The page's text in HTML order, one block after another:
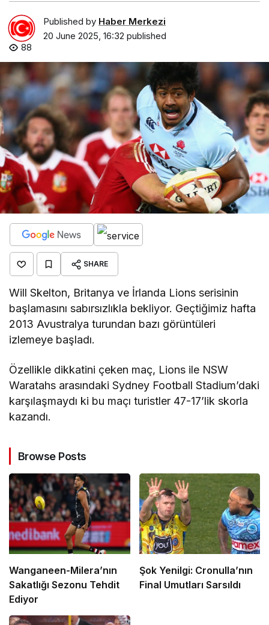
Published by Haber Merkezi
20 June 2025, 16:32 published
88
SHARE
Will Skelton, Britanya ve İrlanda Lions serisinin
başlamasını sabırsızlıkla bekliyor. Geçtiğimiz hafta
2013 Avustralya turundan bazı görüntüleri
izlemeye başladı.
Özellikle dikkatini çeken maç, Lions ile NSW
Waratahs arasındaki Sydney Football Stadium’daki
karşılaşmaydı ki bu maçı turistler 47-17’lik skorla
kazandı.
Browse Posts
Wanganeen-Milera’nın
Sakatlığı Sezonu Tehdit
Ediyor
Şok Yenilgi: Cronulla’nın
Final Umutları Sarsıldı